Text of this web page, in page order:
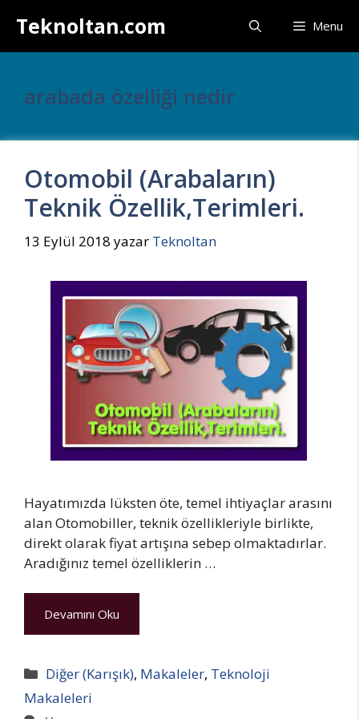
atlaTeknoltan.com Menu
arabada özelliği nedir
Otomobil (Arabaların)
Teknik Özellik,Terimleri.
13 Eylül 2018 yazar Teknoltan
Hayatımızda lüksten öte, temel ihtiyaçlar arasını
alan Otomobiller, teknik özellikleriyle birlikte,
direkt olarak fiyat artışına sebep olmaktadırlar.
Aradığınız temel özelliklerin …
Devamını Oku
Kategoriler
Diğer (Karışık), Makaleler, Teknoloji
Makaleleri